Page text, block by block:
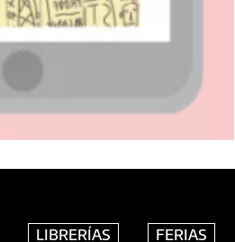
LIBRERÍAS FERIAS